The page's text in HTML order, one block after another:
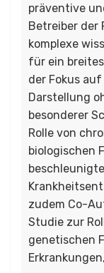
präventive
Betreiber
komplexe
für ein
der Fokus
Darstellung
besonderer
Rolle von
biologischen
zudem Co-
Studie zur
genetischen